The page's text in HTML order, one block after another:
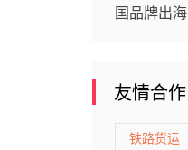
国品牌出海
友情合作
铁路货运